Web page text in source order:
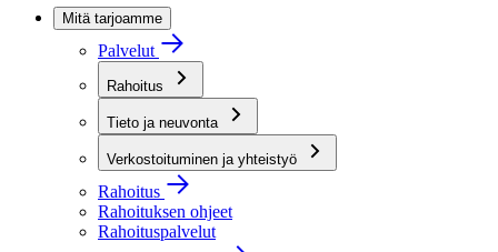
Mitä tarjoamme
Palvelut
Rahoitus
Tieto ja neuvonta
Verkostoituminen ja yhteistyö
Rahoitus
Rahoituksen ohjeet
Rahoituspalvelut